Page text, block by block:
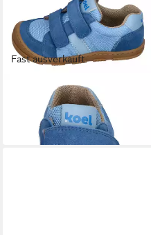
Fast ausverkauft
KOBI W FABRICS 3.0
Barfußschuh Royal blue
89,97 €